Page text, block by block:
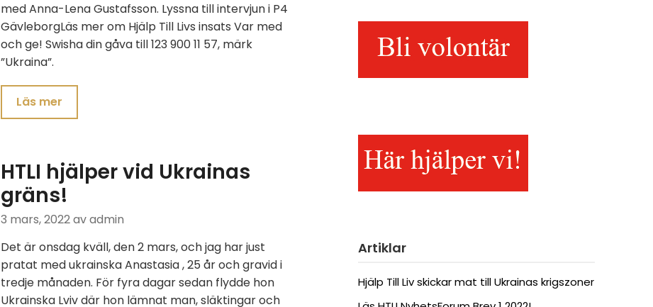
med Anna-Lena Gustafsson. Lyssna till intervjun i P4
GävleborgLäs mer om Hjälp Till Livs insats Var med
och ge! Swisha din gåva till 123 900 11 57, märk
”Ukraina”.
Läs mer
HTLI hjälper vid Ukrainas
gräns!
3 mars, 2022av admin
Det är onsdag kväll, den 2 mars, och jag har just
pratat med ukrainska Anastasia , 25 år och gravid i
tredje månaden. För fyra dagar sedan flydde hon
Ukrainska Lviv där hon lämnat man, släktingar och
Artiklar
Hjälp Till Liv skickar mat till Ukrainas krigszoner